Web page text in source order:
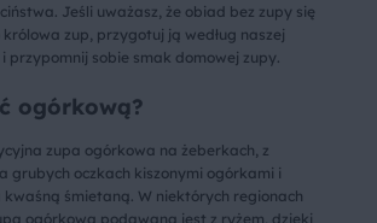
Jeśli uważasz, że obiad bez zupy się
zup, przygotuj ją według naszej
przypomnij sobie smak domowej zupy.
ogórkową?
zupa ogórkowa na żeberkach, z
grubych oczkach kiszonymi ogórkami i
śmietaną. W niektórych regionach
ogórkowa podawana jest z ryżem, dzięki